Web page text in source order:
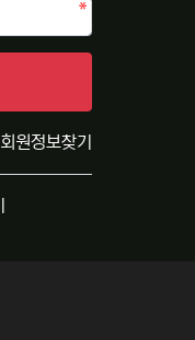
회원정보찾기